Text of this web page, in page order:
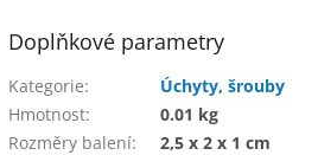
Doplňkové parametry
Kategorie:
Úchyty, šrouby
Hmotnost:
0.01 kg
Rozměry balení: 2,5 x 2 x 1 cm